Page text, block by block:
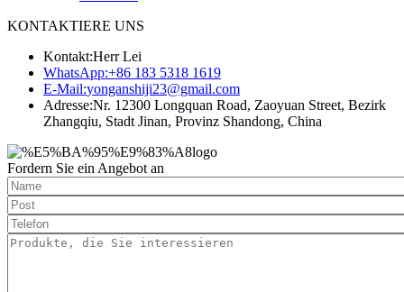
KONTAKTIERE UNS
Kontakt:Herr Lei
WhatsApp:+86 183 5318 1619
E-Mail:yonganshiji23@gmail.com
Adresse:Nr. 12300 Longquan Road, Zaoyuan Street, Bezirk
Zhangqiu, Stadt Jinan, Provinz Shandong, China
Fordern Sie ein Angebot an